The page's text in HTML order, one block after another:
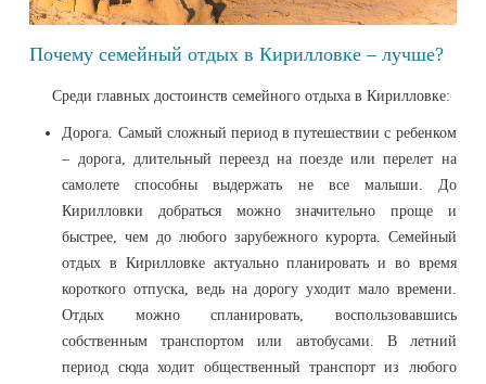
Почему семейный отдых в Кирилловке – лучше?
Среди главных достоинств семейного отдыха в Кирилловке:
Дорога. Самый сложный период в путешествии с ребенком
– дорога, длительный переезд на поезде или перелет на
самолете способны выдержать не все малыши. До
Кирилловки добраться можно значительно проще и
быстрее, чем до любого зарубежного курорта. Семейный
отдых в Кирилловке актуально планировать и во время
короткого отпуска, ведь на дорогу уходит мало времени.
Отдых можно спланировать, воспользовавшись
собственным транспортом или автобусами. В летний
период сюда ходит общественный транспорт из любого